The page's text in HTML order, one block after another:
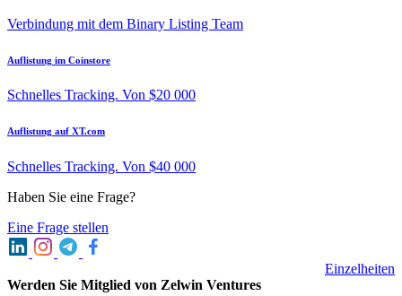
Verbindung mit dem Binary Listing Team
Auflistung im Coinstore
Schnelles Tracking. Von $20 000
Auflistung auf XT.com
Schnelles Tracking. Von $40 000
Haben Sie eine Frage?
Eine Frage stellen
Werden Sie Mitglied von Zelwin Ventures
Einzelheiten